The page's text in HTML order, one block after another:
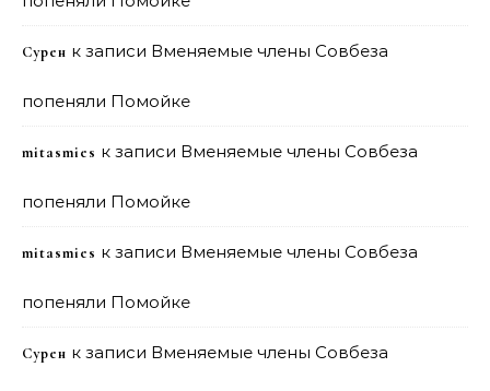
Сурен к записи Вменяемые члены Совбеза
попеняли Помойке
mitasmies к записи Вменяемые члены Совбеза
попеняли Помойке
mitasmies к записи Вменяемые члены Совбеза
попеняли Помойке
Сурен к записи Вменяемые члены Совбеза